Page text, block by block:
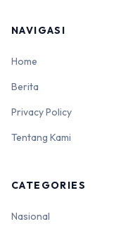
NAVIGASI
Home
Berita
Privacy Policy
Tentang Kami
CATEGORIES
Nasional